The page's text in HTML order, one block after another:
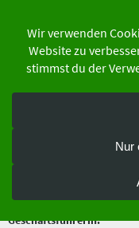
springen
der
Bei allgemeinen
Geschäftsführerin: